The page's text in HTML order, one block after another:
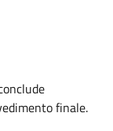
finale.